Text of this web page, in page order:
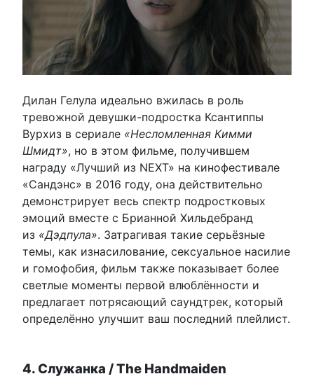
Дилан Гелула идеально вжилась в роль
тревожной девушки-подростка Ксантиппы
Вурхиз в сериале «Несломленная Кимми
Шмидт», но в этом фильме, получившем
награду «Лучший из NEXT» на кинофестивале
«Сандэнс» в 2016 году, она действительно
демонстрирует весь спектр подростковых
эмоций вместе с Брианной Хильдебранд
из «Дэдпула». Затрагивая такие серьёзные
темы, как изнасилование, сексуальное насилие
и гомофобия, фильм также показывает более
светлые моменты первой влюблённости и
предлагает потрясающий саундтрек, который
определённо улучшит ваш последний плейлист.
4. Служанка / The Handmaiden